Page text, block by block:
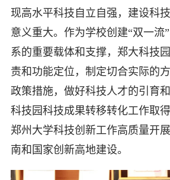
现高水平科技自立自强，建设科
意义重大。作为学校创建“双一流
系的重要载体和支撑，郑大科技
责和功能定位，制定切合实际的
政策措施，做好科技人才的引育
科技园科技成果转移转化工作取
郑州大学科技创新工作高质量开
南和国家创新高地建设。